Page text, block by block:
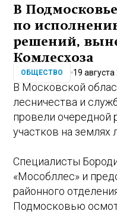
В
по
решений,
Комлесхоза
ОБЩЕСТВО 19
В Московской
лесничества и
провели очередной
участков на землях
Специалисты
«Мособллес» и
районного
Подмосковью